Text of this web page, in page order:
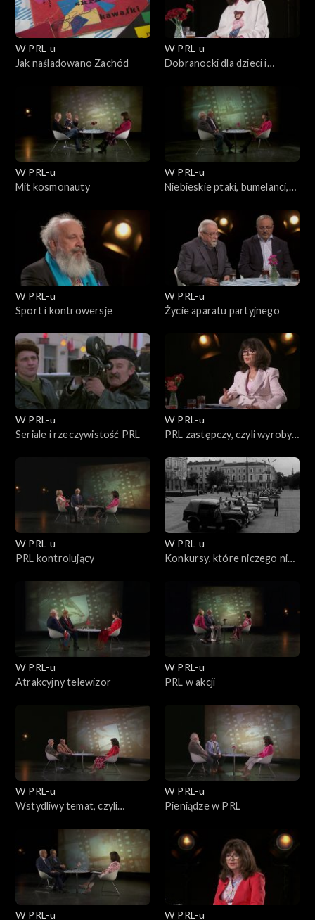
W PRL-u
Jak naśladowano Zachód
W PRL-u
Dobranocki dla dzieci i
W PRL-u
Mit kosmonauty
W PRL-u
Niebieskie ptaki, bumelanci,
W PRL-u
Sport i kontrowersje
W PRL-u
Życie aparatu partyjnego
W PRL-u
Seriale i rzeczywistość PRL
W PRL-u
PRL zastępczy, czyli wyroby
lokalne smakołyki
W PRL-u
PRL kontrolujący
W PRL-u
Konkursy, które niczego nie
W PRL-u
Atrakcyjny telewizor
W PRL-u
PRL w akcji
W PRL-u
Wstydliwy temat, czyli
W PRL-u
Pieniądze w PRL
W PRL-u W PRL-u